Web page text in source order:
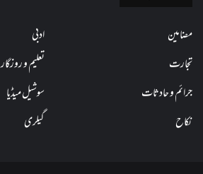
مضامین
ادبی
تجارت
تعلیم و روزگار
جرائم و حادثات
سوشیل میڈیا
نکاح
گیلری